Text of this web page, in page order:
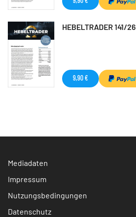
HEBELTRADER 141/26
9,90 €
Mediadaten
Impressum
Nutzungsbedingungen
Datenschutz